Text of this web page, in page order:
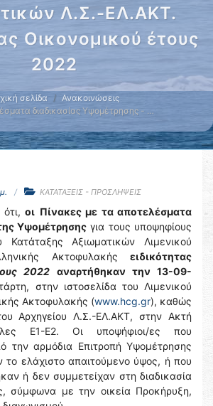
Λ.Σ.-ΕΛ.ΑΚΤ.
Οικονομικού έτους
2022
σελίδα
Ανακοινώσεις
διαδικασίας Υψομέτρησης - …
ΚΑΤΑΤΑΞΕΙΣ - ΠΡΟΣΛΗΨΕΙΣ
ότι,οι Πίνακες με τα αποτελέσματα
Υψομέτρησης για τους υποψηφίους
Κατάταξης Αξιωματικών Λιμενικού
Ακτοφυλακής ειδικότητας
2022 αναρτήθηκαν την 13-09-
στην ιστοσελίδα του Λιμενικού
Ακτοφυλακής (www.hcg.gr), καθώς
Αρχηγείου Λ.Σ.-ΕΛ.ΑΚΤ, στην Ακτή
Ε1-Ε2. Οι υποψήφιοι/ες που
την αρμόδια Επιτροπή Υψομέτρησης
το ελάχιστο απαιτούμενο ύψος, ή που
ή δεν συμμετείχαν στη διαδικασία
σύμφωνα με την οικεία Προκήρυξη,